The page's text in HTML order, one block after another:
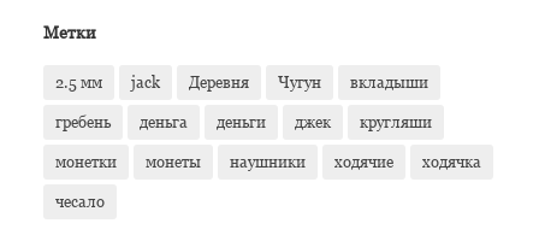
Метки
2.5 мм jack Деревня Чугун вкладыши
гребень деньга деньги джек кругляши
монетки монеты наушники ходячие ходячка
чесало